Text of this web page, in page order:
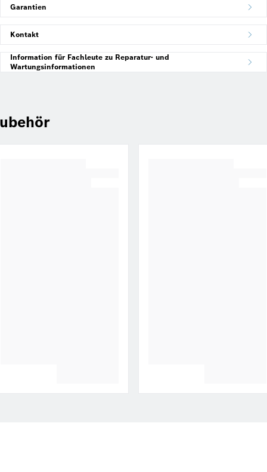
Garantien
Kontakt
Information für Fachleute zu Reparatur- und
Wartungsinformationen